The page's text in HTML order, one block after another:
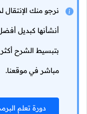
نرجو منك الإنتقال
أنشأنها كبديل
بتبسيط الشرح
مباشر في موقعنا.
دورة تعلم